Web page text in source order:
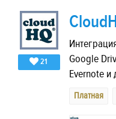
21
Google
Evernote и
Платная